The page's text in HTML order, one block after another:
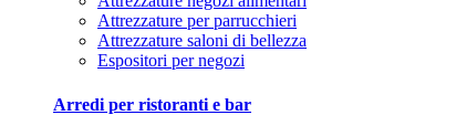
Attrezzature per parrucchieri
Attrezzature saloni di bellezza
Espositori per negozi
Arredi per ristoranti e bar